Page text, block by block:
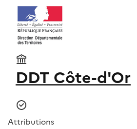
DDT Côte-d'Or
Attributions